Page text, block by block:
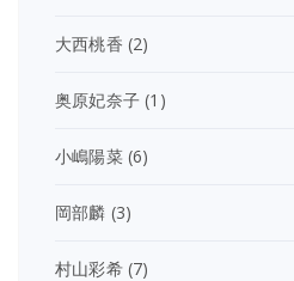
大西桃香 (2)
奥原妃奈子 (1)
小嶋陽菜(6)
岡部麟 (3)
村山彩希(7)